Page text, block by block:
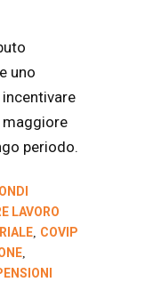
uno
maggiore
periodo.
LAVORO
, COVIP
,